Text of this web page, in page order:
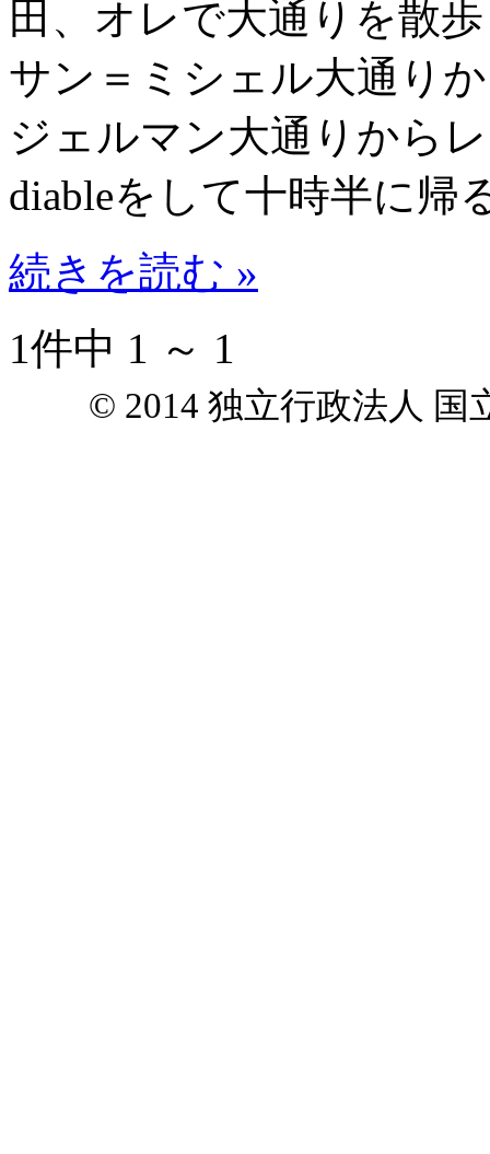
田、オレで大通りを散
サン＝ミシェル大通り
ジェルマン大通りから
diableをして十時半に帰
続きを読む »
1件中 1 ～ 1
© 2014 独立行政法人 国